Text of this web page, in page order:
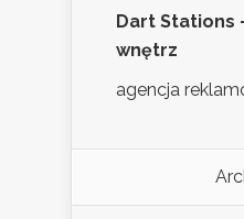
Dart Stations
wnętrz
agencja